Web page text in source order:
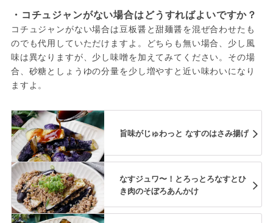
・コチュジャンがない場合はどうすればよいですか？
コチュジャンがない場合は豆板醤と甜麺醤を混ぜ合わせたも
のでも代用していただけますよ。どちらも無い場合、少し風
味は異なりますが、少し味噌を加えてみてください。その場
合、砂糖としょうゆの分量を少し増やすと近い味わいになり
ますよ。
旨味がじゅわっと なすのはさみ揚げ
なすジュワ〜！とろっとろなすとひ
き肉のそぼろあんかけ